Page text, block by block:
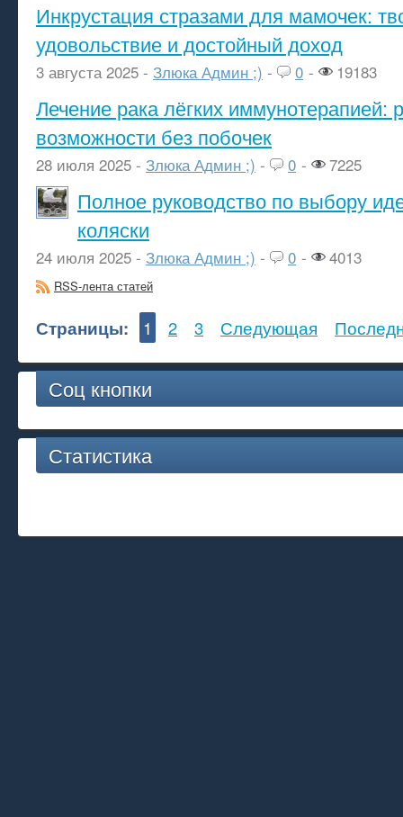
Инкрустация стразами для мамочек:
удовольствие и достойный доход
3 августа 2025 - Злюка Админ ;) - 0 - 19183
Лечение рака лёгких иммунотерапией:
возможности без побочек
28 июля 2025 - Злюка Админ ;) - 0 - 7225
Полное руководство по выбору
коляски
24 июля 2025 - Злюка Админ ;) - 0 - 4013
RSS-лента статей
Страницы: 1 2 3 Следующая
Соц кнопки
Статистика